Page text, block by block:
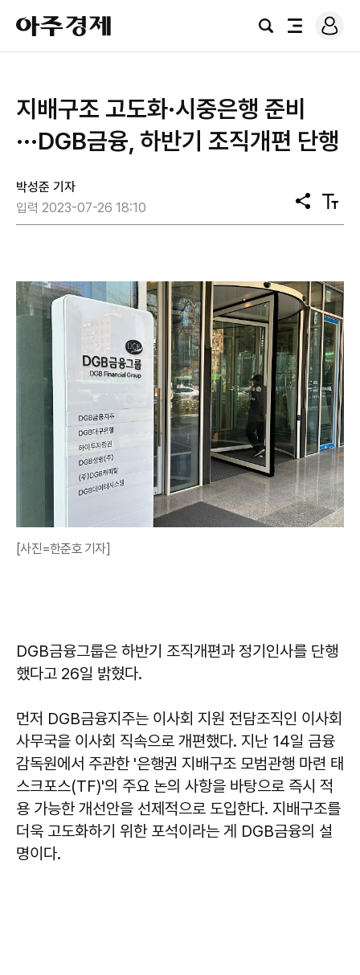
아
주
경
검
전
로
그
지배구조 고도화·시중은행 준비
···DGB금융, 하반기 조직개편 단행
박성준 기자
입력 2023-07-26 18:10
공
유
텍
스
[사진=한준호 기자]
DGB금융그룹은 하반기 조직개편과 정기인사를 단행
했다고 26일 밝혔다.
먼저 DGB금융지주는 이사회 지원 전담조직인 이사회
사무국을 이사회 직속으로 개편했다. 지난 14일 금융
감독원에서 주관한 '은행권 지배구조 모범관행 마련 태
스크포스(TF)'의 주요 논의 사항을 바탕으로 즉시 적
용 가능한 개선안을 선제적으로 도입한다. 지배구조를
더욱 고도화하기 위한 포석이라는 게 DGB금융의 설
명이다.